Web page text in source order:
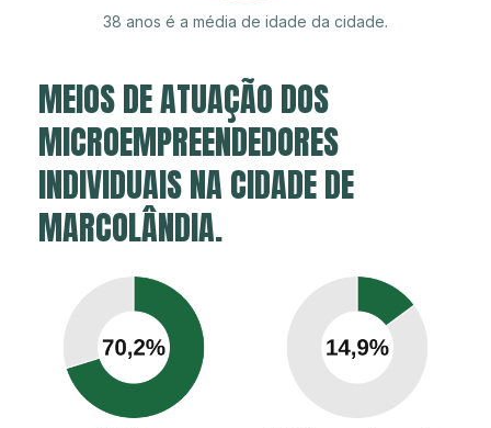
38 anos é a média de idade da cidade.
MEIOS DE ATUAÇÃO DOS
MICROEMPREENDEDORES
INDIVIDUAIS NA CIDADE DE
MARCOLÂNDIA.